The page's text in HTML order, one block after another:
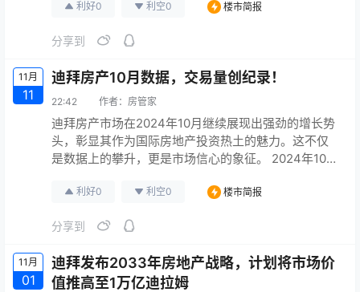
映了市场交易的活跃程度。 更多资讯直达：
利好0 利空0 楼市简报
分享到
11月
11
迪拜房产10月数据，交易量创纪录！
22:42 作者： 房管家
迪拜房产市场在2024年10月继续展现出强劲的增长势
头，彰显其作为国际房地产投资热土的魅力。这不仅
是数据上的攀升，更是市场信心的象征。 2024年10
了约20,461宗销售交易。 初步的迪拜房地产市场分析
有交易中，住宅市场占据了主导地位，接近95%，即
利好0 利空0 楼市简报
分享到
11月
01
迪拜发布2033年房地产战略，计划将市场价
值推高至1万亿迪拉姆